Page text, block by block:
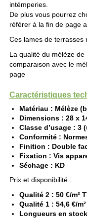
intémperies.
De plus vous pourrez
référer à la fin de page
Ces lames de terrasses
La qualité du mélèze
comparaison avec le
page
Caractéristiques
Matériau : Mélèze
Dimensions: 28 x
Classe d’usage: 3
Conformité:
Finition : Double
Fixation : Vis
Séchage: KD
Prix et disponibilité :
Qualité 2: 50 €/m²
Qualité 1: 54,6 €/
Longueurs en stock